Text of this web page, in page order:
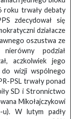
roku trwały debaty
zdecydował się
działacze
oszustwa ze
podział
aczkolwiek jego
wizji wspólnego
PSL trwały ponad
SD i Stronnictwo
Mikołajczykowi
u). W lutym padły